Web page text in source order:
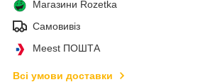
Магазини Rozetka
Самовивіз
Meest ПОШТА
Всі умови доставки